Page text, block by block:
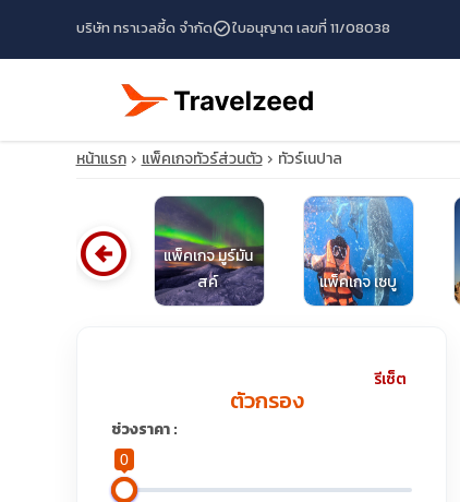
บริษัท ทราเวลซี้ด จำกัดcheck_circleใบอนุญาต เลขที่ 11/08038
หน้าแรก แพ็คเกจทัวร์ส่วนตัว ทัวร์เนปาล
แพ็คเกจ
แพ็คเกจ มูร์มัน
สค์
แพ็คเกจ เซบู
arrow_circle_left
รีเซ็ต
ตัวกรอง
ช่วงราคา :
0